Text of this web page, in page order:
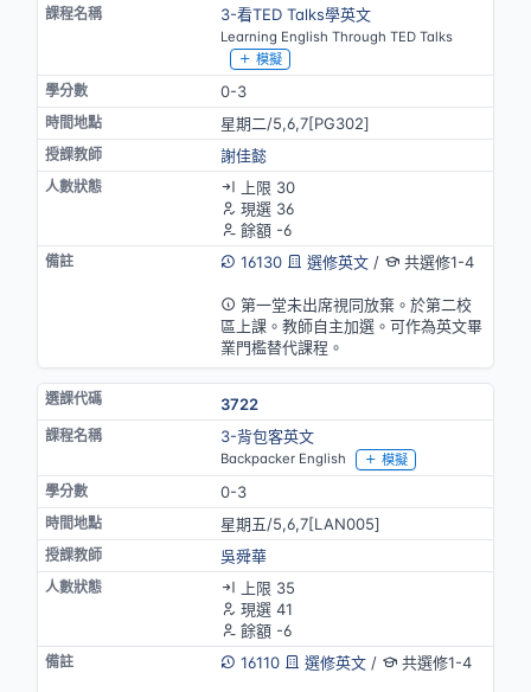
3-看TED Talks學英文
Learning English Through TED Talks
模擬
0-3
星期二/5,6,7[PG302]
謝佳懿
上限 30
現選 36
餘額 -6
16130
選修英文/ 共選修1-4
第一堂未出席視同放棄。於第二校
區上課。教師自主加選。可作為英文畢
業門檻替代課程。
3722
3-背包客英文
Backpacker English 模擬
0-3
星期五/5,6,7[LAN005]
吳舜華
上限 35
現選 41
餘額 -6
16110
選修英文/ 共選修1-4